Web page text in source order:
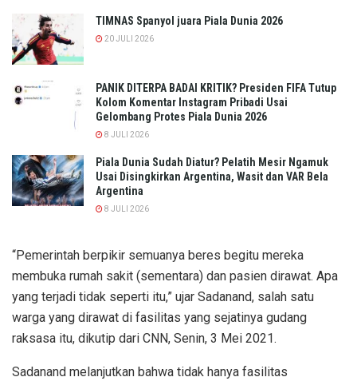
TIMNAS Spanyol juara Piala Dunia 2026
20 JULI 2026
PANIK DITERPA BADAI KRITIK? Presiden FIFA Tutup
Kolom Komentar Instagram Pribadi Usai
Gelombang Protes Piala Dunia 2026
8 JULI 2026
Piala Dunia Sudah Diatur? Pelatih Mesir Ngamuk
Usai Disingkirkan Argentina, Wasit dan VAR Bela
Argentina
8 JULI 2026
“Pemerintah berpikir semuanya beres begitu mereka
membuka rumah sakit (sementara) dan pasien dirawat. Apa
yang terjadi tidak seperti itu,” ujar Sadanand, salah satu
warga yang dirawat di fasilitas yang sejatinya gudang
raksasa itu, dikutip dari CNN, Senin, 3 Mei 2021.
Sadanand melanjutkan bahwa tidak hanya fasilitas